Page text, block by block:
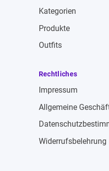
Kategorien
Produkte
Outfits
Rechtliches
Impressum
Allgemeine
Widerrufsbelehrung